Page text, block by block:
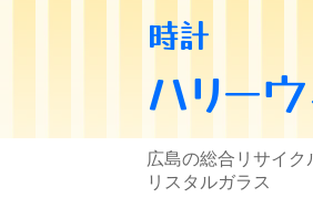
時計
ハリー
広島の総合リサイク
リスタルガラス